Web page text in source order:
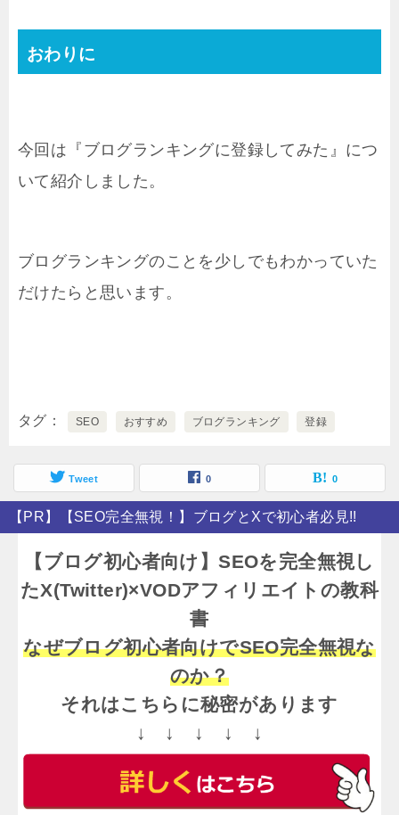
おわりに
今回は『ブログランキングに登録してみた』につ
いて紹介しました。
ブログランキングのことを少しでもわかっていた
だけたらと思います。
タグ SEO おすすめ ブログランキング 登録
Tweet 0 0
【PR】【SEO完全無視！】ブログとXで初心者必見!!
【ブログ初心者向け】SEOを完全無視し
たX(Twitter)×VODアフィリエイトの教科
書
なぜブログ初心者向けでSEO完全無視な
のか？
それはこちらに秘密があります
↓ ↓ ↓ ↓ ↓